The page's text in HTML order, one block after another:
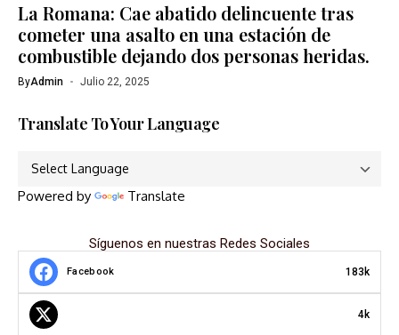
La Romana: Cae abatido delincuente tras
cometer una asalto en una estación de
combustible dejando dos personas heridas.
ByAdmin Julio 22, 2025
Translate To Your Language
Powered by Translate
Síguenos en nuestras Redes Sociales
Facebook 183k
4k